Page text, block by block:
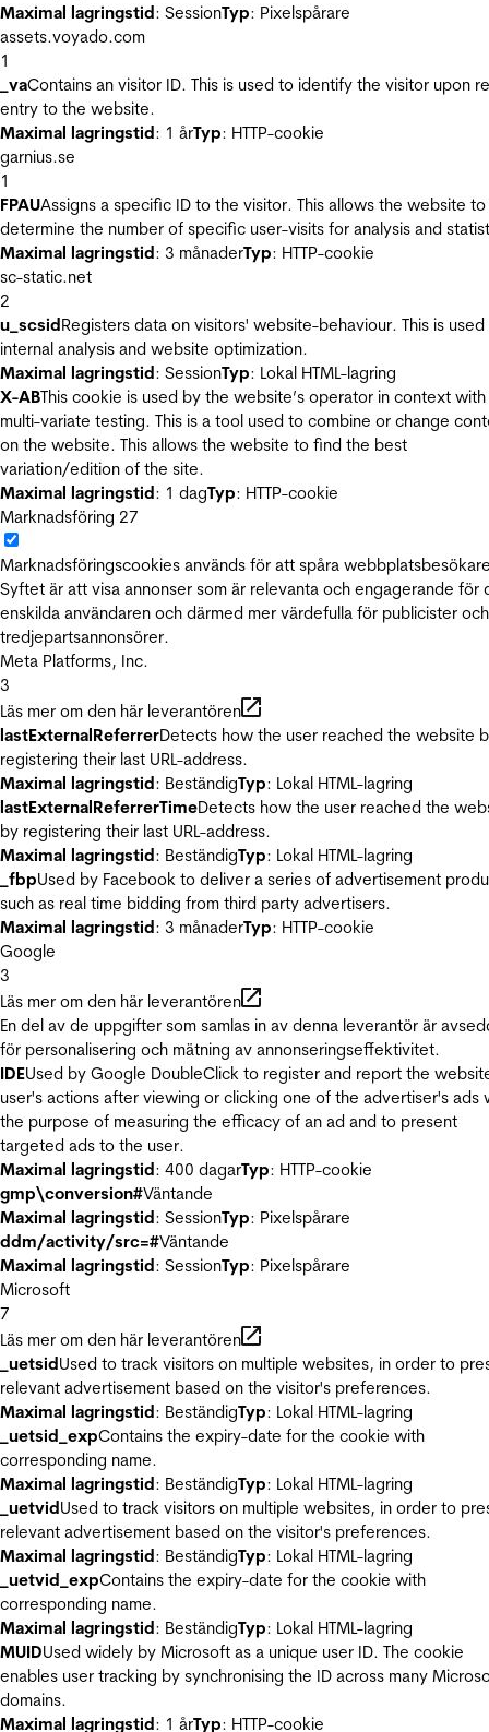
Maximal lagringstid: SessionTyp: Pixelspårare
assets.voyado.com
1
_vaContains an visitor ID. This is used to identify the visitor upon
entry to the website.
Maximal lagringstid: 1 årTyp: HTTP-cookie
garnius.se
1
FPAUAssigns a specific ID to the visitor. This allows the website to
determine the number of specific user-visits for analysis and
Maximal lagringstid: 3 månaderTyp: HTTP-cookie
sc-static.net
2
u_scsidRegisters data on visitors' website-behaviour. This is
internal analysis and website optimization.
Maximal lagringstid: SessionTyp: Lokal HTML-lagring
X-ABThis cookie is used by the website’s operator in context with
multi-variate testing. This is a tool used to combine or change
on the website. This allows the website to find the best
variation/edition of the site.
Maximal lagringstid: 1 dagTyp: HTTP-cookie
Marknadsföring 27
Marknadsföringscookies används för att spåra
Syftet är att visa annonser som är relevanta och engagerande för
enskilda användaren och därmed mer värdefulla för publicister och
tredjepartsannonsörer.
Meta Platforms, Inc.
3
Läs mer om den här leverantören
lastExternalReferrerDetects how the user reached the website
registering their last URL-address.
Maximal lagringstid: BeständigTyp: Lokal HTML-lagring
lastExternalReferrerTimeDetects how the user reached the
by registering their last URL-address.
Maximal lagringstid: BeständigTyp: Lokal HTML-lagring
_fbpUsed by Facebook to deliver a series of advertisement
such as real time bidding from third party advertisers.
Maximal lagringstid: 3 månaderTyp: HTTP-cookie
Google
3
Läs mer om den här leverantören
En del av de uppgifter som samlas in av denna leverantör är
för personalisering och mätning av annonseringseffektivitet.
IDEUsed by Google DoubleClick to register and report the
user's actions after viewing or clicking one of the advertiser's ads
the purpose of measuring the efficacy of an ad and to present
targeted ads to the user.
Maximal lagringstid: 400 dagarTyp: HTTP-cookie
gmp\conversion#Väntande
Maximal lagringstid: SessionTyp: Pixelspårare
ddm/activity/src=#Väntande
Maximal lagringstid: SessionTyp: Pixelspårare
Microsoft
7
Läs mer om den här leverantören
_uetsidUsed to track visitors on multiple websites, in order to
relevant advertisement based on the visitor's preferences.
Maximal lagringstid: BeständigTyp: Lokal HTML-lagring
_uetsid_expContains the expiry-date for the cookie with
corresponding name.
Maximal lagringstid: BeständigTyp: Lokal HTML-lagring
_uetvidUsed to track visitors on multiple websites, in order to
relevant advertisement based on the visitor's preferences.
Maximal lagringstid: BeständigTyp: Lokal HTML-lagring
_uetvid_expContains the expiry-date for the cookie with
corresponding name.
Maximal lagringstid: BeständigTyp: Lokal HTML-lagring
MUIDUsed widely by Microsoft as a unique user ID. The cookie
enables user tracking by synchronising the ID across many
domains.
Maximal lagringstid: 1 årTyp: HTTP-cookie